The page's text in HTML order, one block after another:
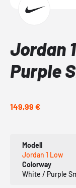
Jordan
Purple
149,99 €
Modell
Jordan 1 Low
Colorway
White / Purple